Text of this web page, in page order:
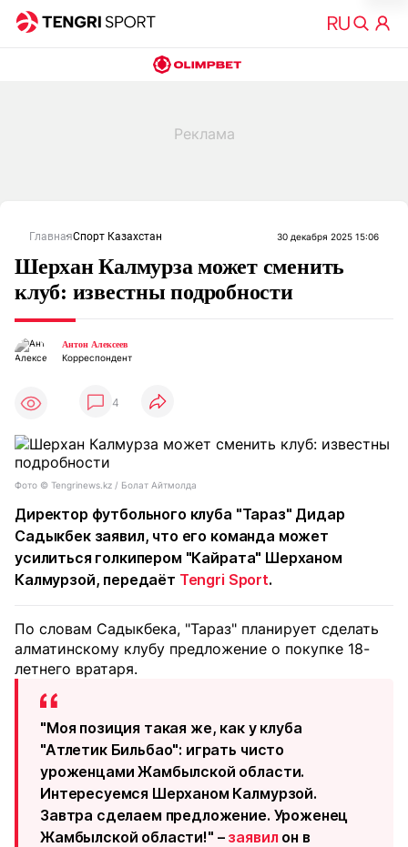
ГлавнаяСпорт Казахстан 30 декабря 2025 15:06
Шерхан Калмурза может сменить
клуб: известны подробности
Антон Алексеев
Корреспондент
4
Фото © Tengrinews.kz / Болат Айтмолда
Директор футбольного клуба "Тараз" Дидар
Садыкбек заявил, что его команда может
усилиться голкипером "Кайрата" Шерханом
Калмурзой, передаёт Tengri Sport.
По словам Садыкбека, "Тараз" планирует сделать
алматинскому клубу предложение о покупке 18-
летнего вратаря.
"Моя позиция такая же, как у клуба
"Атлетик Бильбао": играть чисто
уроженцами Жамбылской области.
Интересуемся Шерханом Калмурзой.
Завтра сделаем предложение. Уроженец
Жамбылской области!" – заявил он в